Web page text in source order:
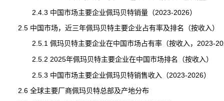
2.4.3 中国市场主要企业佩玛贝特销量（2023-2026）
2.5 中国市场，近三年佩玛贝特主要企业占有率及排名（按收入）
2.5.1 佩玛贝特主要企业在中国市场占有率（按收入，2023-
2.5.2 2025年佩玛贝特主要企业在中国市场排名（按收入）
2.5.3 中国市场主要企业佩玛贝特销售收入（2023-2026）
2.6 全球主要厂商佩玛贝特总部及产地分布